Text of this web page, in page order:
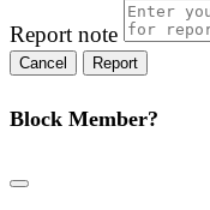
Report note
Report
Block Member?